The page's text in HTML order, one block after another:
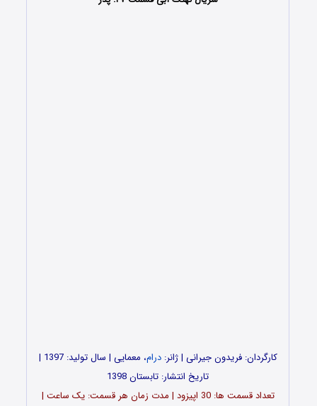
کارگردان: فریدون جیرانی | ژانر:درام
، معمایی | سال تولید: 1397 |
تاریخ انتشار: تابستان 1398
تعداد قسمت ها: 30 اپیزود | مدت زمان هر قسمت: یک ساعت |